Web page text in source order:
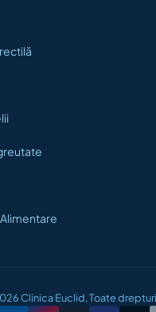
Clinica Euclid, Toate